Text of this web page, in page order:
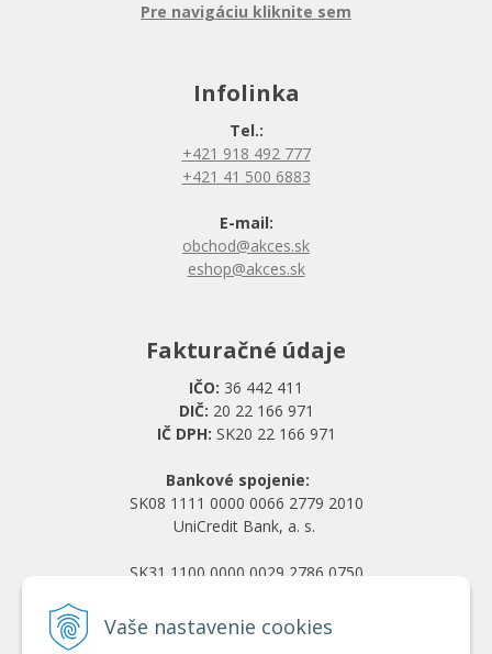
Vaše nastavenie cookies
Pre navigáciu kliknite sem
Infolinka
Tel.:
+421 918 492 777
+421 41 500 6883
E-mail:
obchod@akces.sk
eshop@akces.sk
Fakturačné údaje
IČO: 36 442 411
DIČ: 20 22 166 971
IČ DPH: SK20 22 166 971
Bankové spojenie:
SK08 1111 0000 0066 2779 2010
UniCredit Bank, a. s.
SK31 1100 0000 0029 2786 0750